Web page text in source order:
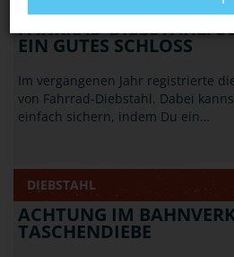
FAHRRAD-DIEBSTAHL:
EIN GUTES SCHLOSS
Im vergangenen Jahr registrierte
von Fahrrad-Diebstahl. Dabei
einfach sichern, indem Du ein…
DIEBSTAHL
ACHTUNG IM
TASCHENDIEBE